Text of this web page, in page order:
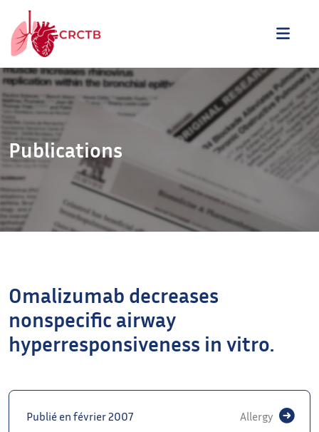
Aller au contenu
Publications
Omalizumab decreases
nonspecific airway
hyperresponsiveness in vitro.
Publié en février 2007 Allergy